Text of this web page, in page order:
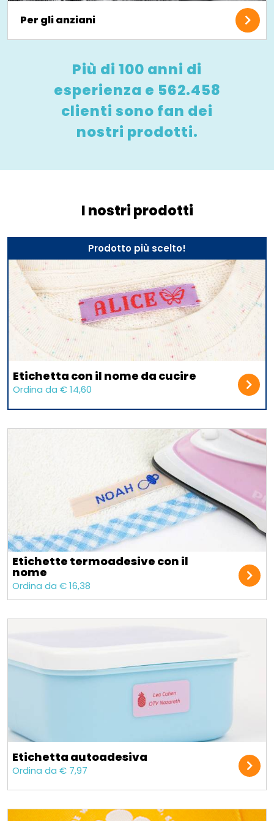
Per gli anziani
Più di 100 anni di
esperienza e 562.458
clienti sono fan dei
nostri prodotti.
I nostri prodotti
Prodotto più scelto!
Etichetta con il nome da cucire
Ordina da € 14,60
Etichette termoadesive con il
nome
Ordina da € 16,38
Etichetta autoadesiva
Ordina da € 7,97